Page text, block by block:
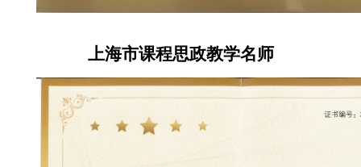
上海市课程思政教学名师